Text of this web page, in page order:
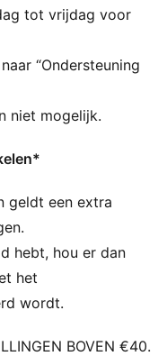
voor koud weer,
lichaam vast te
het sporten
materialen.
tot vrijdag voor
“Ondersteuning
niet mogelijk.
geldt een extra
hebt, hou er dan
het
wordt.
BOVEN €40.